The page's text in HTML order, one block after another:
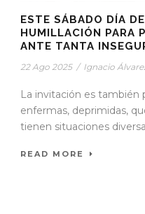
ESTE SÁBADO DÍA
HUMILLACIÓN PARA
ANTE TANTA
22 Ago 2025 / Ignacio
La invitación es también
enfermas, deprimidas,
tienen situaciones
READ MORE